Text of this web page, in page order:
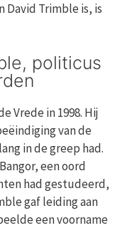
David Trimble is, is
politicus
Vrede in 1998. Hij
van de
in de greep had.
een oord
had gestudeerd,
gaf leiding aan
een voorname